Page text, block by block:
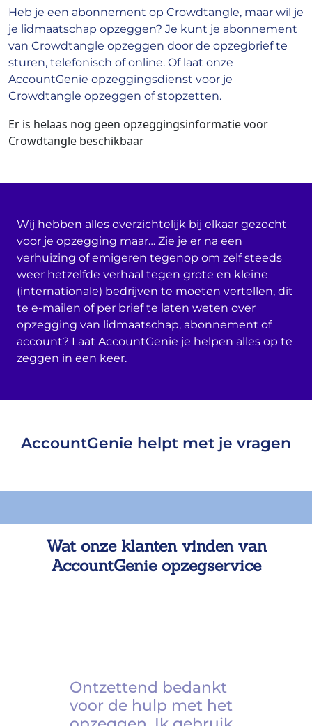
Heb je een abonnement op Crowdtangle, maar wil je
je lidmaatschap opzeggen? Je kunt je abonnement
van Crowdtangle opzeggen door de opzegbrief te
sturen, telefonisch of online. Of laat onze
AccountGenie opzeggingsdienst voor je
Crowdtangle opzeggen of stopzetten.
Er is helaas nog geen opzeggingsinformatie voor
Crowdtangle beschikbaar
Wij hebben alles overzichtelijk bij elkaar gezocht
voor je opzegging maar… Zie je er na een
verhuizing of emigeren tegenop om zelf steeds
weer hetzelfde verhaal tegen grote en kleine
(internationale) bedrijven te moeten vertellen, dit
te e-mailen of per brief te laten weten over
opzegging van lidmaatschap, abonnement of
account? Laat AccountGenie je helpen alles op te
zeggen in een keer.
AccountGenie helpt met je vragen
Wat onze klanten vinden van
AccountGenie opzegservice
Ontzettend bedankt
voor de hulp met het